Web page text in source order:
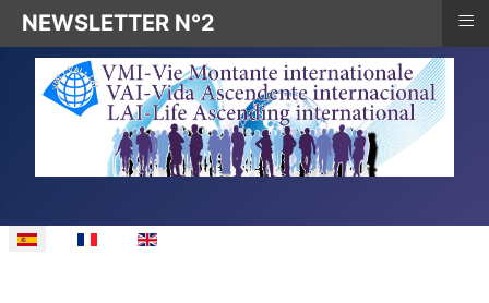
Seleccione su idioma
NEWSLETTER N°2 ≡